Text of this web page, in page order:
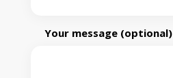
Your message (optional)